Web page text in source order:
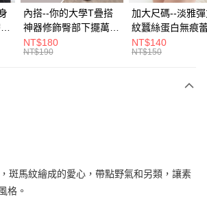
】
供，台灣大哥大用戶可立即使用無須另外申請。
選擇欲分期的期數、繳款截止日，確認付款後即完
數及費用金額請依後續交易確認頁面所載為準。
未前往確認交易或遇審核未通過，訂單將自動取
」】
收到商品之後才付款」的支付方式。 讓您購物簡單
、不需綁卡、不需儲值。
內搭--你的大學T疊搭
神器修飾臀部下擺萬用
內搭裙/遮臀裙(黑2L-
6L)-Q155眼圈熊中大
NT$180
NT$190
加大尺碼--淡雅
紋蠶絲蛋白無痕
角內褲(白.粉.藍.
3L)-L28眼圈熊中
NT$140
NT$150
斑馬紋繪成的愛心，帶點野氣和另類，讓素
格。